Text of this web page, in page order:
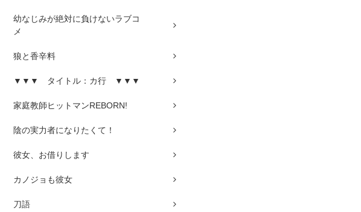
幼なじみが絶対に負けないラブコ
メ
狼と香辛料
▼▼▼ タイトル：カ行 ▼▼▼
家庭教師ヒットマンREBORN!
陰の実力者になりたくて！
彼女、お借りします
カノジョも彼女
刀語